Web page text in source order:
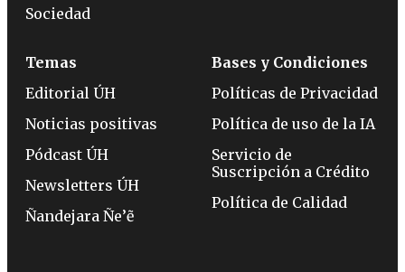
Sociedad
Temas
Editorial ÚH
Noticias positivas
Pódcast ÚH
Newsletters ÚH
Ñandejara Ñe’ẽ
Bases y Condiciones
Políticas de Privacidad
Política de uso de la IA
Servicio de
Suscripción a Crédito
Política de Calidad